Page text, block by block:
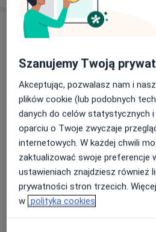
Bezpieczne płatności
mgr Michał Szuplak
Osteopata, Fizjoterapeuta·Więcej
234 opinie
Podleska 31/8, Mikołów•
Mimedical Fizjoterapia i
Szanujemy Twoją
Akceptując, pozwalasz nam i
plików cookie (lub podobnych
danych do celów statystycznych
oparciu o Twoje zwyczaje
internetowych. W każdej chwili
zaktualizować swoje preferencje
ustawieniach znajdziesz również
prywatności stron trzecich.
w polityka cookies